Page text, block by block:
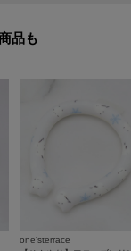
品も
one'sterrace